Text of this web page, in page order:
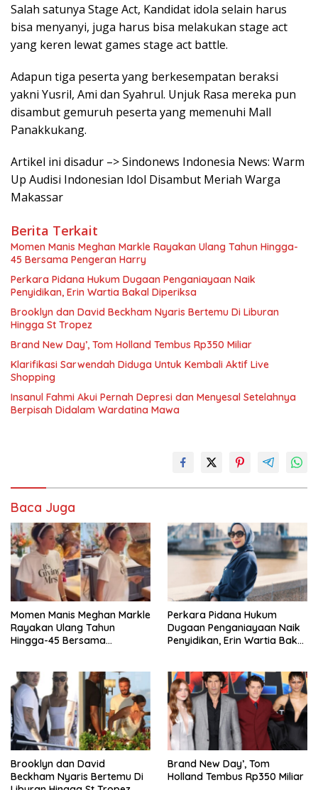
Salah satunya Stage Act, Kandidat idola selain harus
bisa menyanyi, juga harus bisa melakukan stage act
yang keren lewat games stage act battle.
Adapun tiga peserta yang berkesempatan beraksi
yakni Yusril, Ami dan Syahrul. Unjuk Rasa mereka pun
disambut gemuruh peserta yang memenuhi Mall
Panakkukang.
Artikel ini disadur –> Sindonews Indonesia News: Warm
Up Audisi Indonesian Idol Disambut Meriah Warga
Makassar
Berita Terkait
Momen Manis Meghan Markle Rayakan Ulang Tahun Hingga-
45 Bersama Pengeran Harry
Perkara Pidana Hukum Dugaan Penganiayaan Naik
Penyidikan, Erin Wartia Bakal Diperiksa
Brooklyn dan David Beckham Nyaris Bertemu Di Liburan
Hingga St Tropez
Brand New Day’, Tom Holland Tembus Rp350 Miliar
Klarifikasi Sarwendah Diduga Untuk Kembali Aktif Live
Shopping
Insanul Fahmi Akui Pernah Depresi dan Menyesal Setelahnya
Berpisah Didalam Wardatina Mawa
Baca Juga
Momen Manis Meghan Markle
Rayakan Ulang Tahun
Hingga-45 Bersama
Perkara Pidana Hukum
Dugaan Penganiayaan Naik
Penyidikan, Erin Wartia Bakal
Brooklyn dan David
Beckham Nyaris Bertemu Di
Brand New Day’, Tom
Holland Tembus Rp350 Miliar